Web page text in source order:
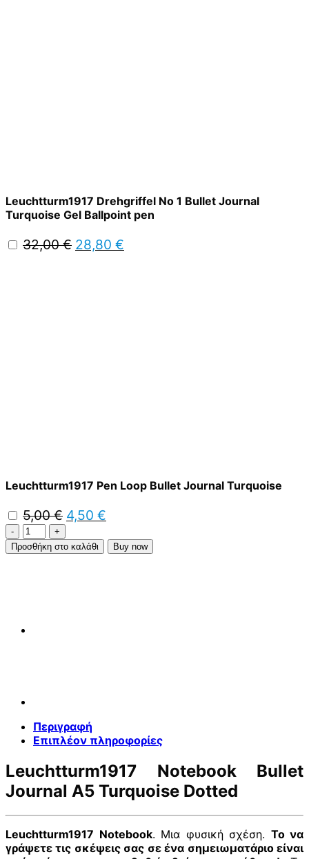
Leuchtturm1917 Drehgriffel No 1 Bullet Journal
Turquoise Gel Ballpoint pen
32,00€ Original
price
28,80 €
Leuchtturm1917 Pen Loop Bullet Journal Turquoise
5,00€ Original
price
was:
5,00 €.
4,50 €
τιμή
είναι:
Leuchtturm1917
Notebook
Bullet
ποσότητα
Προσθήκη στο καλάθι Buy now
Περιγραφή
Επιπλέον πληροφορίες
Leuchtturm1917 Notebook Bullet
Journal A5 Turquoise Dotted
Leuchtturm1917 Notebook. Μια φυσική σχέση. Το να
γράψετε τις σκέψεις σας σε ένα σημειωματάριο είναι